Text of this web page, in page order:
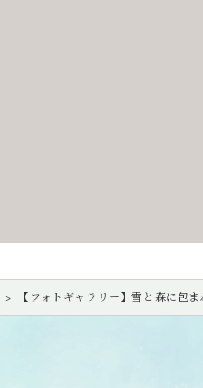
【フォトギャラリー】雪と森に包